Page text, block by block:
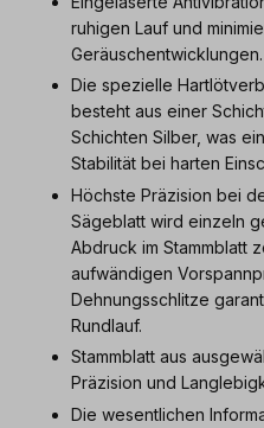
ruhigen Lauf und
Geräuschentwicklungen.
Die spezielle
besteht aus einer
Schichten Silber, was
Stabilität bei harten
Höchste Präzision bei
Sägeblatt wird einzeln
Abdruck im Stammblatt
aufwändigen
Dehnungsschlitze
Rundlauf.
Stammblatt aus
Präzision und
Die wesentlichen